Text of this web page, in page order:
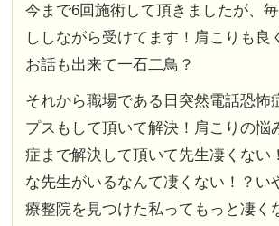
今まで6回施術して頂きましたが、
ししながら受けてます！肩こりも良
お話も出来て一石二鳥？
それから職場である日突然電話恐怖
プスもして頂いて解決！肩こりの悩
症まで解決して頂いて先生凄くない
な先生がいるなんて凄くない！？い
療整院を見つけた私ってもっと凄く